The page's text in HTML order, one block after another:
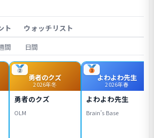
ト ウォッチリスト
間 日間
勇者のクズ
2026年冬
勇者のクズ
OLM
よわよわ先生
2026年春
よわよわ先生
Brain's Base